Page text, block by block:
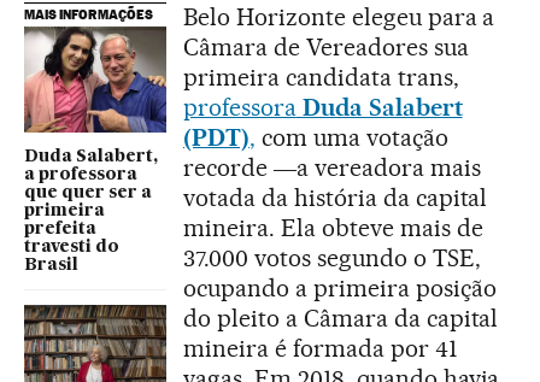
MAIS INFORMAÇÕES
Duda Salabert,
a professora
que quer ser a
primeira
prefeita
travesti do
Brasil
Belo Horizonte elegeu para a
Câmara de Vereadores sua
primeira candidata trans,
professoraDuda Salabert
(PDT), com uma votação
recorde ―a vereadora mais
votada da história da capital
mineira. Ela obteve mais de
37.000 votos segundo o TSE,
ocupando a primeira posição
do pleito a Câmara da capital
mineira é formada por 41